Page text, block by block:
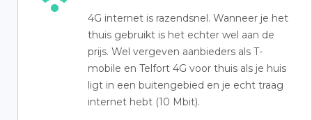
4G internet is razendsnel. Wanneer je het
thuis gebruikt is het echter wel aan de
prijs. Wel vergeven aanbieders als T-
mobile en Telfort 4G voor thuis als je huis
ligt in een buitengebied en je echt traag
internet hebt (10 Mbit).